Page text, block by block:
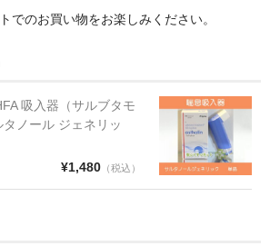
でのお買い物をお楽しみください。
吸入器（サルブタモ
ノール ジェネリッ
¥1,480（税込）